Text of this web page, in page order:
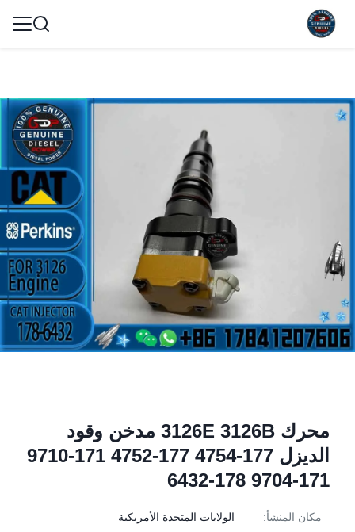
محرك 3126E 3126B مدخن وقود
الديزل 177-4754 177-4752 171-9710
171-9704 178-6432
مكان المنشأ: الولايات المتحدة الأمريكية